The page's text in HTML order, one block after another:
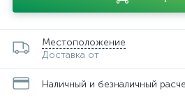
Местоположение
Доставка от
Наличный и безналичный